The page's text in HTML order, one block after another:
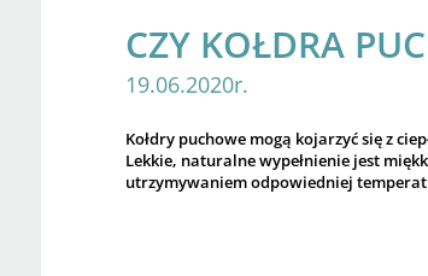
CZY KOŁDRA
19.06.2020r.
Kołdry puchowe mogą kojarzyć się z
Lekkie, naturalne wypełnienie jest
utrzymywaniem odpowiedniej